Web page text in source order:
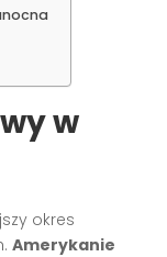
w
okres
Amerykanie